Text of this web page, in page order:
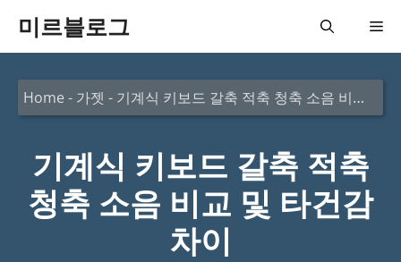
미르블로그 메
뉴
Home - 가젯 - 기계식 키보드 갈축 적축 청축 소음 비교 및 타건감 차이
기계식 키보드 갈축 적축
청축 소음 비교 및 타건감
차이